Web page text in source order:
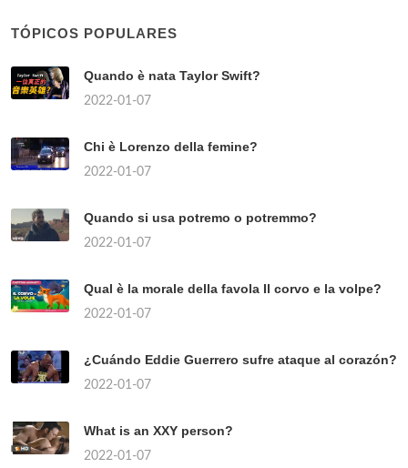
TÓPICOS POPULARES
Quando è nata Taylor Swift?
2022-01-07
Chi è Lorenzo della femine?
2022-01-07
Quando si usa potremo o potremmo?
2022-01-07
Qual è la morale della favola Il corvo e la volpe?
2022-01-07
¿Cuándo Eddie Guerrero sufre ataque al corazón?
2022-01-07
What is an XXY person?
2022-01-07